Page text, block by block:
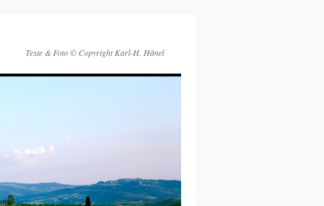
Texte & Foto © Copyright Karl-H. Hänel